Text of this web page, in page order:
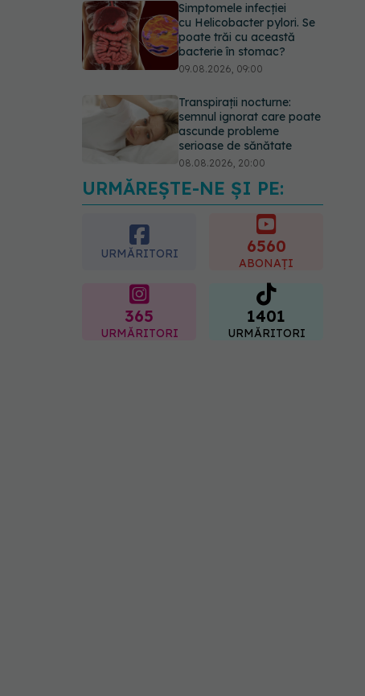
Simptomele infecției
cu Helicobacter pylori. Se
poate trăi cu această
bacterie în stomac?
09.08.2026, 09:00
Transpirații nocturne:
semnul ignorat care poate
ascunde probleme
serioase de sănătate
08.08.2026, 20:00
Cum folosești uleiul
esențial de rozmarin
pentru a opri căderea
09.08.2026, 11:00
URMĂREȘTE-NE ȘI PE:
URMĂRITORI 6560
ABONAȚI
365
URMĂRITORI
1401
URMĂRITORI